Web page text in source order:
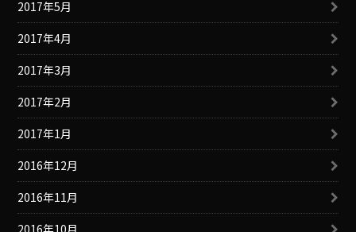
2017年5月
2017年4月
2017年3月
2017年2月
2017年1月
2016年12月
2016年11月
2016年10月